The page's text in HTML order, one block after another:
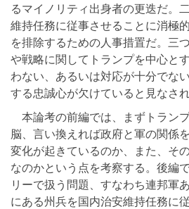
るマイノリティ出身者の更迭だ。
維持任務に従事させることに消極
を排除するための人事措置だ。三
や戦略に関してトランプを中心と
わない、あるいは対応が十分でな
する忠誠心が欠けていると見なさ
本論考の前編では、まずトラン
脳、言い換えれば政府と軍の関係
変化が起きているのか、また、そ
なのかという点を考察する。後編
リーで扱う問題、すなわち連邦軍
にある州兵を国内治安維持任務に